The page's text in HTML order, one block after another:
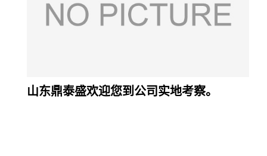
山东鼎泰盛欢迎您到公司实地考察。